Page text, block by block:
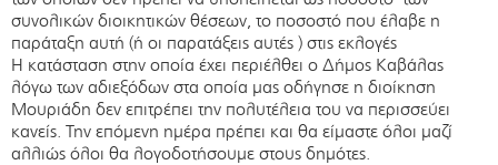
συνολικών διοικητικών θέσεων, το ποσοστό που έλαβε η
παράταξη αυτή (ή οι παρατάξεις αυτές ) στις εκλογές
Η κατάσταση στην οποία έχει περιέλθει ο Δήμος Καβάλας
λόγω των αδιεξόδων στα οποία μας οδήγησε η διοίκηση
Μουριάδη δεν επιτρέπει την πολυτέλεια του να περισσεύει
κανείς. Την επόμενη ημέρα πρέπει και θα είμαστε όλοι μαζί
αλλιώς όλοι θα λογοδοτήσουμε στους δημότες.